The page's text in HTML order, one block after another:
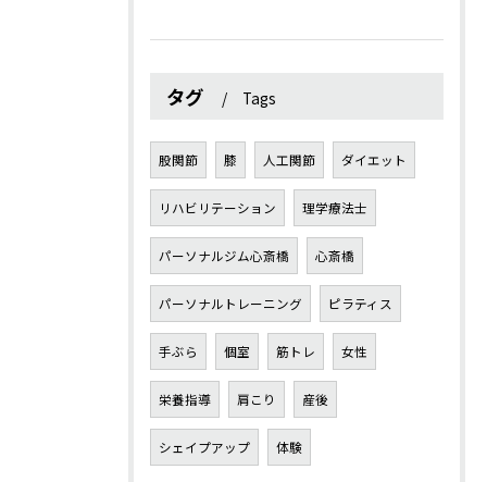
タグ Tags
股関節 膝 人工関節 ダイエット
リハビリテーション 理学療法士
パーソナルジム心斎橋 心斎橋
パーソナルトレーニング ピラティス
手ぶら 個室 筋トレ 女性
栄養指導 肩こり 産後
シェイプアップ 体験